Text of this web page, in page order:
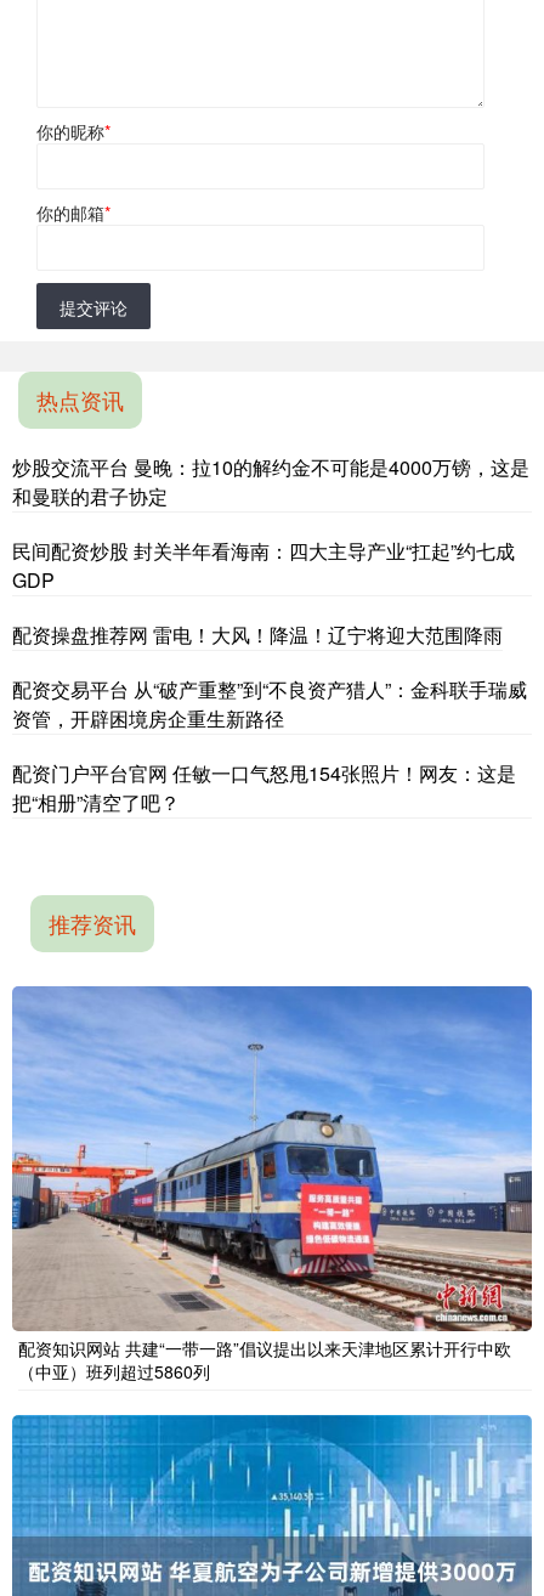
你的昵称*
你的邮箱*
提交评论
热点资讯
炒股交流平台 曼晚：拉10的解约金不可能是4000万镑，这是
和曼联的君子协定
民间配资炒股 封关半年看海南：四大主导产业“扛起”约七成
GDP
配资操盘推荐网 雷电！大风！降温！辽宁将迎大范围降雨
配资交易平台 从“破产重整”到“不良资产猎人”：金科联手瑞威
资管，开辟困境房企重生新路径
配资门户平台官网 任敏一口气怒甩154张照片！网友：这是
把“相册”清空了吧？
推荐资讯
配资知识网站 共建“一带一路”倡议提出以来天津地区累计开行中欧
（中亚）班列超过5860列